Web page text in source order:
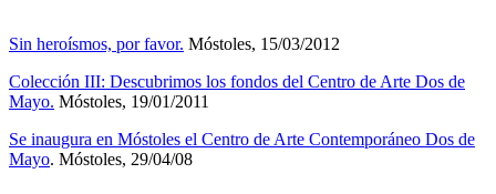
Sin heroísmos, por favor. Móstoles, 15/03/2012
Colección III: Descubrimos los fondos del Centro de Arte Dos de
Mayo. Móstoles, 19/01/2011
Se inaugura en Móstoles el Centro de Arte Contemporáneo Dos de
Mayo. Móstoles, 29/04/08